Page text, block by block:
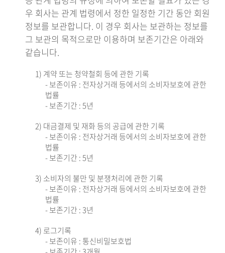
우 회사는 관계 법령에서 정한 일정한 기간 동안 회원
정보를 보관합니다. 이 경우 회사는 보관하는 정보를
그 보관의 목적으로만 이용하며 보존기간은 아래와
같습니다.
1) 계약 또는 청약철회 등에 관한 기록
- 보존이유 : 전자상거래 등에서의 소비자보호에 관한
법률
- 보존기간 : 5년
2) 대금결제 및 재화 등의 공급에 관한 기록
- 보존이유 : 전자상거래 등에서의 소비자보호에 관한
법률
- 보존기간 : 5년
3) 소비자의 불만 및 분쟁처리에 관한 기록
- 보존이유 : 전자상거래 등에서의 소비자보호에 관한
법률
- 보존기간 : 3년
4) 로그기록
- 보존이유 : 통신비밀보호법